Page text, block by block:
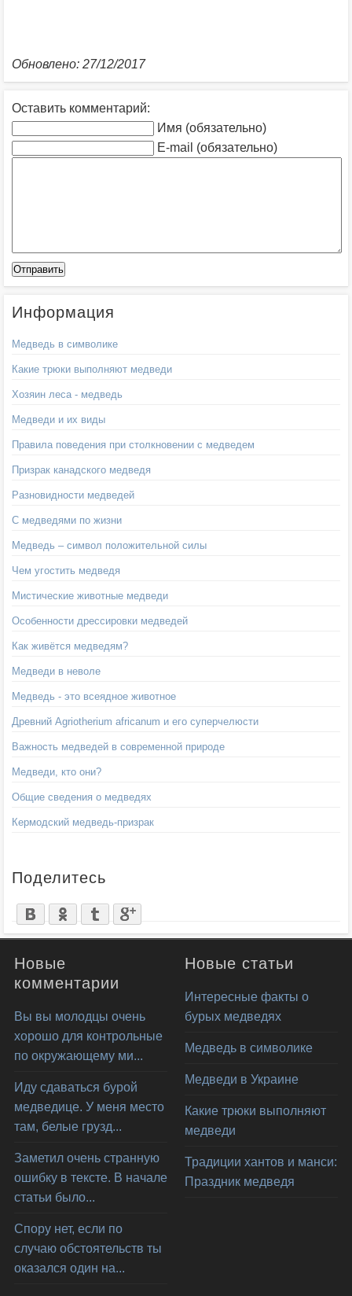
Обновлено: 27/12/2017
Оставить комментарий:
Имя (обязательно)
E-mail (обязательно)
Информация
Медведь в символике
Какие трюки выполняют медведи
Хозяин леса - медведь
Медведи и их виды
Правила поведения при столкновении с медведем
Призрак канадского медведя
Разновидности медведей
С медведями по жизни
Медведь – символ положительной силы
Чем угостить медведя
Мистические животные медведи
Особенности дрессировки медведей
Как живётся медведям?
Медведи в неволе
Медведь - это всеядное животное
Древний Agriotherium africanum и его суперчелюсти
Важность медведей в современной природе
Медведи, кто они?
Общие сведения о медведях
Кермодский медведь-призрак
Поделитесь
Новые
комментарии
Вы вы молодцы очень
хорошо для контрольные
по окружающему ми...
Иду сдаваться бурой
медведице. У меня место
там, белые грузд...
Заметил очень странную
ошибку в тексте. В начале
статьи было...
Спору нет, если по
случаю обстоятельств ты
оказался один на...
Новые статьи
Интересные факты о
бурых медведях
Медведь в символике
Медведи в Украине
Какие трюки выполняют
медведи
Традиции хантов и манси:
Праздник медведя